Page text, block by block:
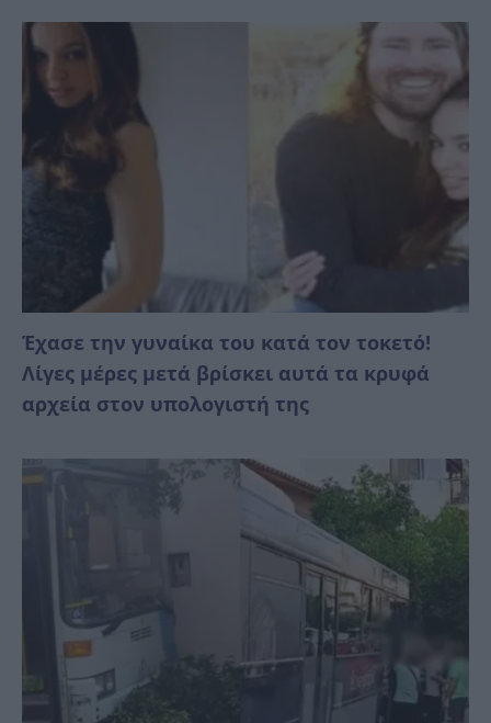
Έχασε την γυναίκα του κατά τον τοκετό!
Λίγες μέρες μετά βρίσκει αυτά τα κρυφά
αρχεία στον υπολογιστή της